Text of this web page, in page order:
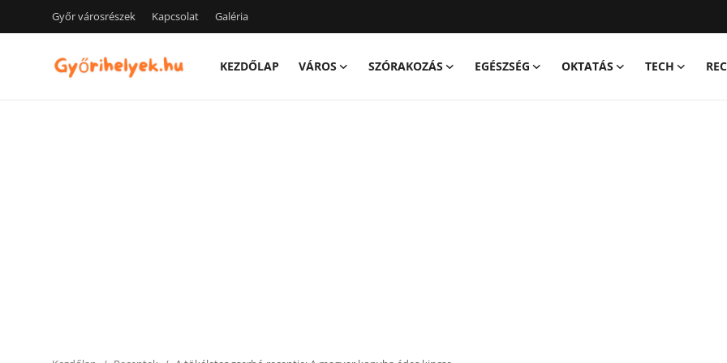
Győr városrészek Kapcsolat Galéria
KEZDŐLAP VÁROS SZÓRAKOZÁS EGÉSZSÉG OKTATÁS TECH